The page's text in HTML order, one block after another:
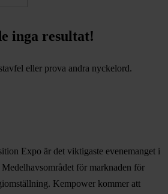
inga resultat!
eller prova andra nyckelord.
Expo är det viktigaste evenemanget i
för marknaden för
Kempower kommer att